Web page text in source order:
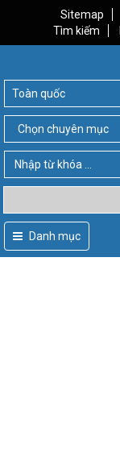
Sitemap
Tìm kiếm
Danh mục